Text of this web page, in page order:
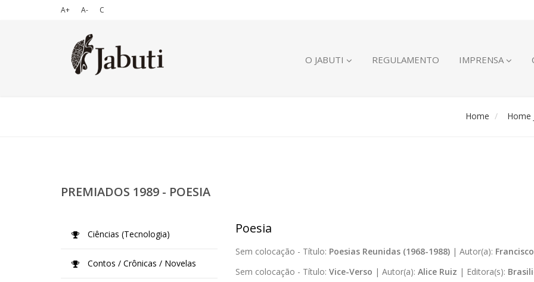
A+ A- C
O JABUTI REGULAMENTO IMPRENSA
Home Home
PREMIADOS 1989 - POESIA
Poesia
Sem colocação - Título: Poesias Reunidas (1968-1988)| Autor(a):
Sem colocação - Título: Vice-Verso | Autor(a): Alice Ruiz | Editora(s):
Ciências (Tecnologia)
Contos / Crônicas / Novelas